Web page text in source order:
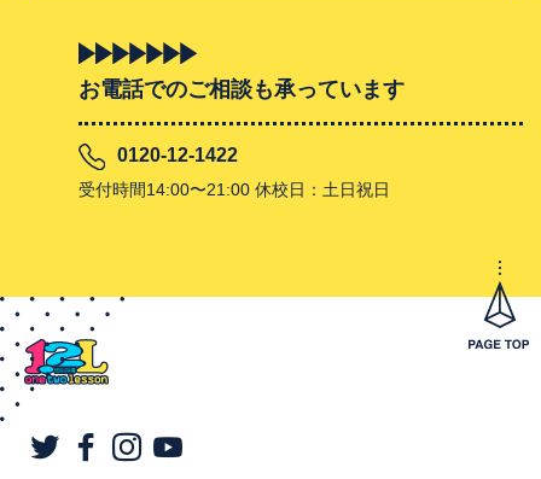
お電話でのご相談も承っています
0120-12-1422
受付時間14:00〜21:00 休校日：土日祝日